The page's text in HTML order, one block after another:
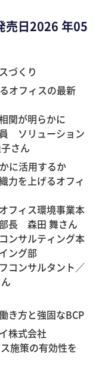
売日2026 年05
づくり
オフィスの最新
関が明らかに
ソリューション
さん
に活用するか
力を上げるオフィ
ィス環境事業本
長 森田 舞さん
ンサルティング本
ング部
コンサルタント／
き方と強固なBCP
株式会社
施策の有効性を